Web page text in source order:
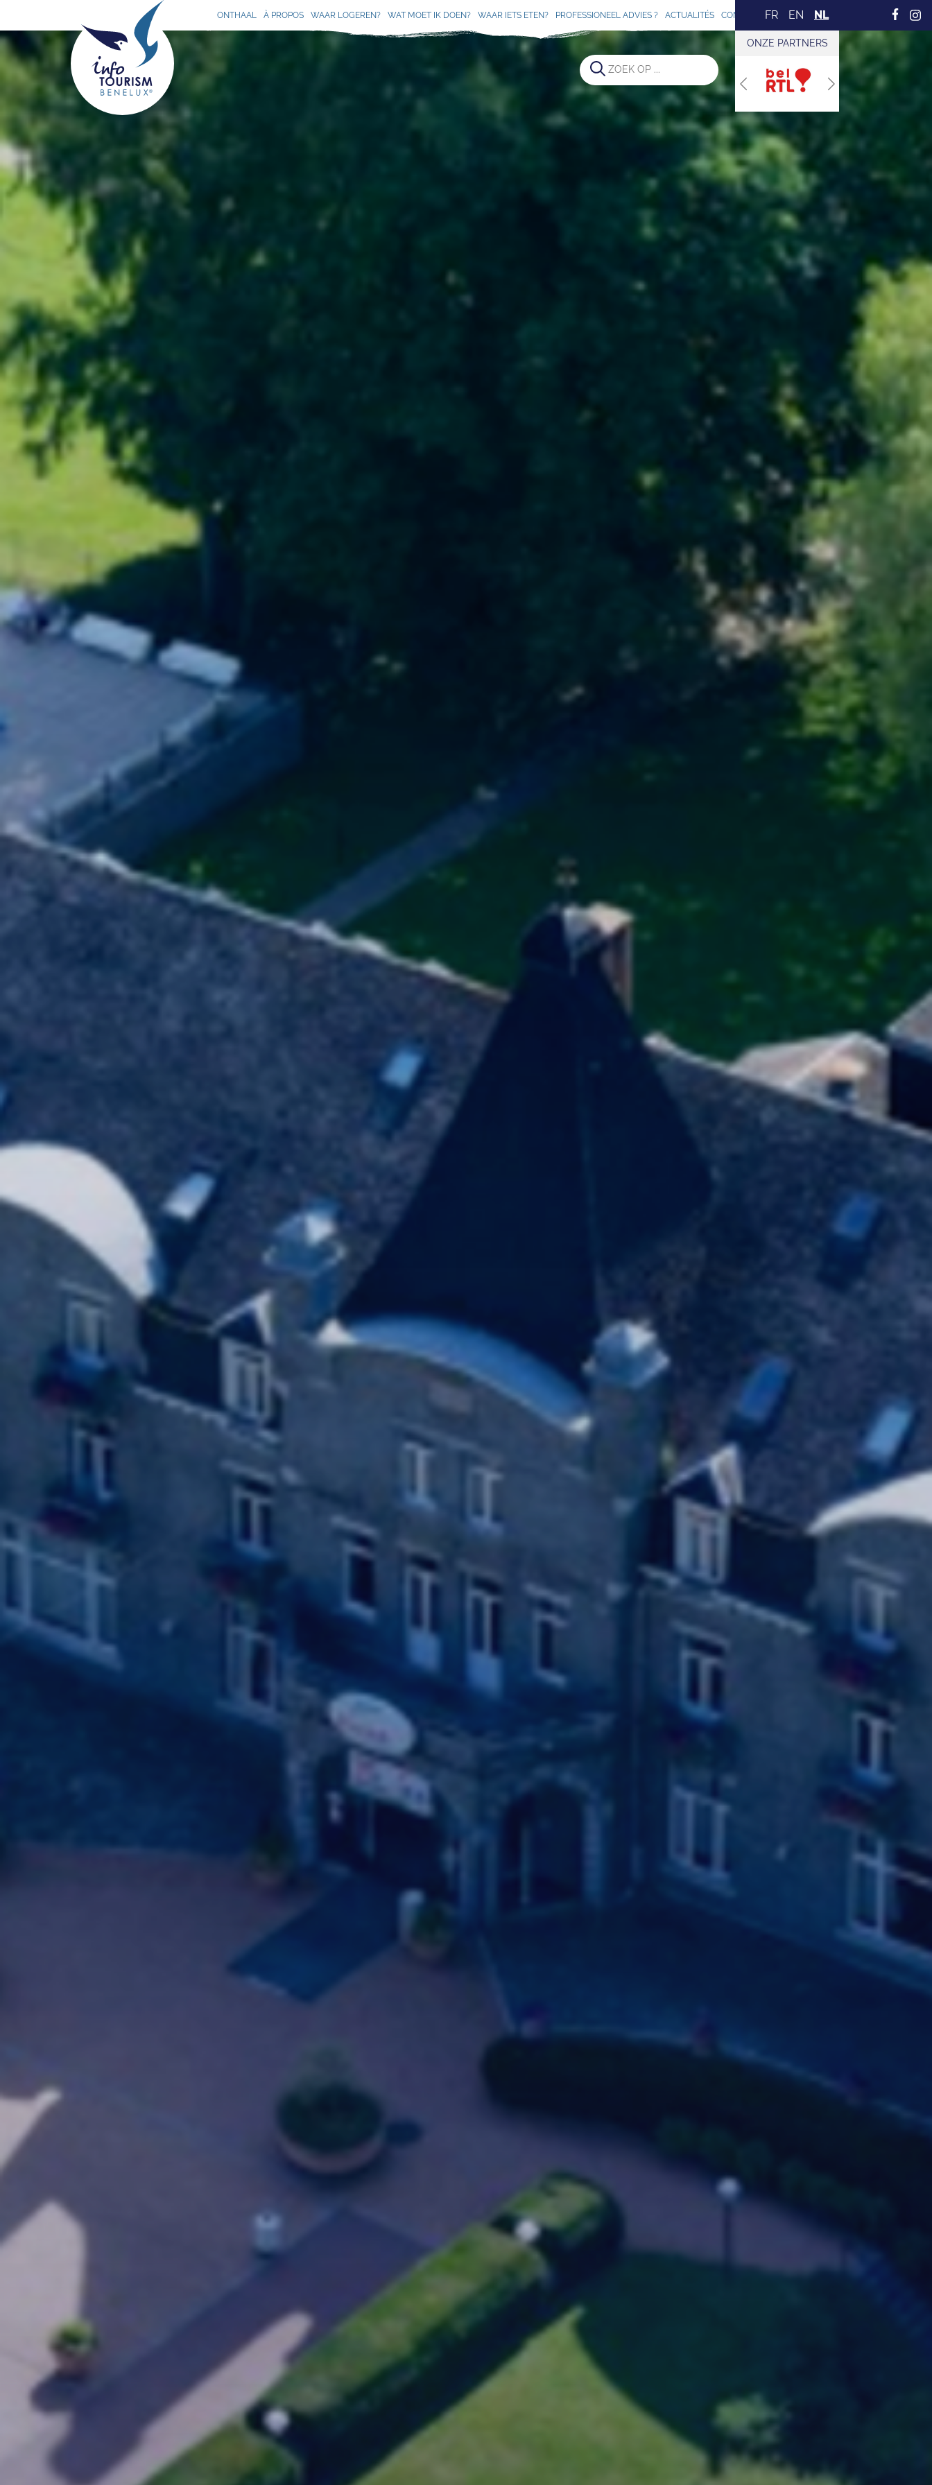
ONTHAAL À PROPOS WAAR LOGEREN? WAT MOET IK DOEN? WAAR IETS ETEN? PROFESSIONEEL ADVIES ? ACTUALITÉS CONTACT FR EN NL
ONZE PARTNERS
Previous Next